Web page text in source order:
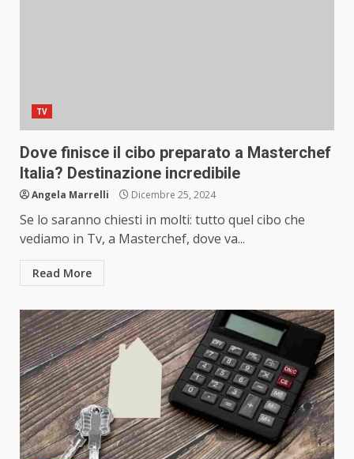
TV
Dove finisce il cibo preparato a Masterchef
Italia? Destinazione incredibile
Angela Marrelli Dicembre 25, 2024
Se lo saranno chiesti in molti: tutto quel cibo che
vediamo in Tv, a Masterchef, dove va...
Read More